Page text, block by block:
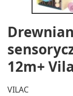
12m+
VILAC